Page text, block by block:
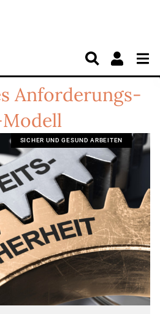
Anforderungs-
SICHER UND GESUND ARBEITEN